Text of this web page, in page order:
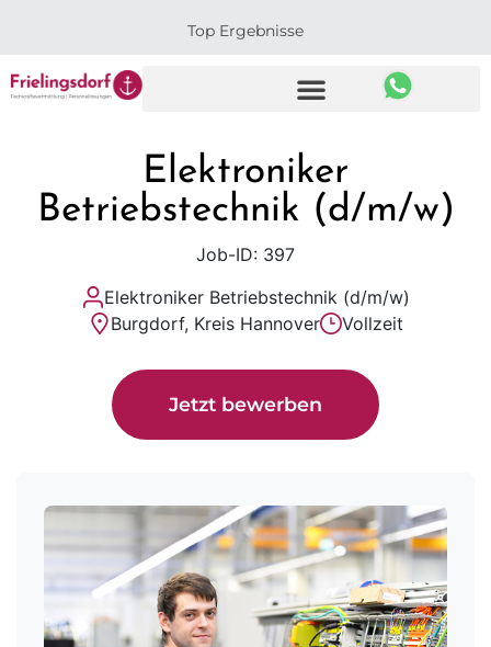
Top Ergebnisse
Elektroniker
Betriebstechnik (d/m/w)
Job-ID: 397
Elektroniker Betriebstechnik (d/m/w)
Burgdorf, Kreis Hannover
Vollzeit
Jetzt bewerben